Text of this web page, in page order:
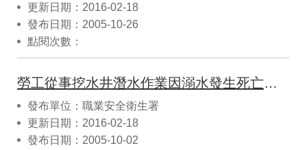
更新日期：2016-02-18
發布日期：2005-10-26
點閱次數：
勞工從事挖水井潛水作業因溺水發生死亡職業災害
發布單位：職業安全衛生署
更新日期：2016-02-18
發布日期：2005-10-02